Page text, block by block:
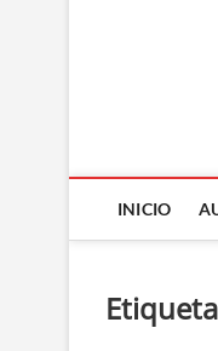
INICIO